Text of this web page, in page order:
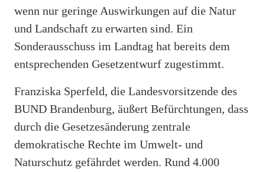
wenn nur geringe Auswirkungen auf die Natur
und Landschaft zu erwarten sind. Ein
Sonderausschuss im Landtag hat bereits dem
entsprechenden Gesetzentwurf zugestimmt.
Franziska Sperfeld, die Landesvorsitzende des
BUND Brandenburg, äußert Befürchtungen, dass
durch die Gesetzesänderung zentrale
demokratische Rechte im Umwelt- und
Naturschutz gefährdet werden. Rund 4.000